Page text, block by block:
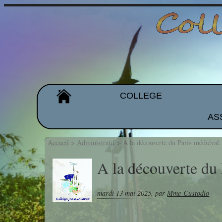
COLLEGE
Les équipes
Projet d'établissement
Accueil > Administratif > A la découverte du Paris médiéval.
A la découverte
mardi 13 mai 2025,parMme Custodio